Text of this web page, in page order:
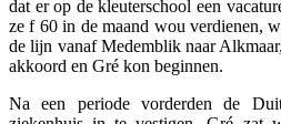
dat er op de kleuterschool een
ze f 60 in de maand wou verdienen,
de lijn vanaf Medemblik naar
akkoord en Gré kon beginnen.
Na een periode vorderden de